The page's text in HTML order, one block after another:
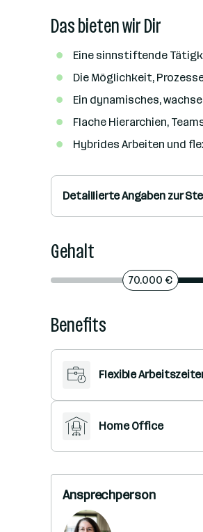
Das bieten wir Dir
Eine sinnstiftende
Die Möglichkeit,
Ein dynamisches,
Flache Hierarchien,
Hybrides Arbeiten und
Detaillierte Angaben zur
Gehalt
70.000 €
Benefits
Flexible
Home Office
Ansprechperson